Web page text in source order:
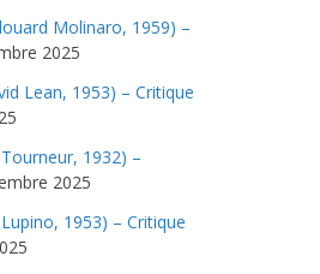
Molinaro, 1959) –
2025
Lean, 1953) – Critique
1932) –
2025
1953) – Critique